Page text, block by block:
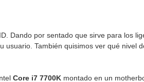
Dando por sentado que sirve para los
usuario. También quisimos ver qué nivel
Core i7 7700K montado en un